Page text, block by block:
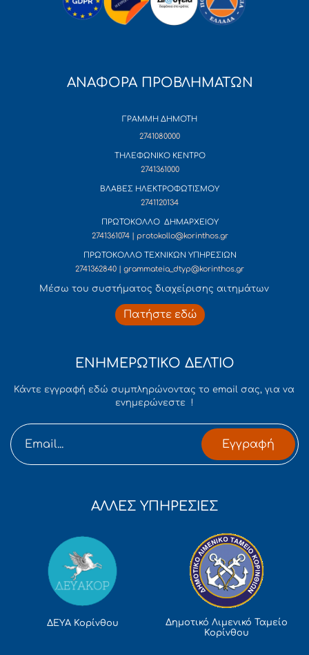
ΑΝΑΦΟΡΑ ΠΡΟΒΛΗΜΑΤΩΝ
ΓΡΑΜΜΗ ΔΗΜΟΤΗ
2741080000
ΤΗΛΕΦΩΝΙΚΟ ΚΕΝΤΡΟ
2741361000
ΒΛΑΒΕΣ ΗΛΕΚΤΡΟΦΩΤΙΣΜΟΥ
2741120134
ΠΡΩΤΟΚΟΛΛΟ ΔΗΜΑΡΧΕΙΟΥ
2741361074 | protokollo@korinthos.gr
ΠΡΩΤΟΚΟΛΛΟ ΤΕΧΝΙΚΩΝ ΥΠΗΡΕΣΙΩΝ
2741362840 | grammateia_dtyp@korinthos.gr
Mέσω του συστήματος διαχείρισης αιτημάτων
Πατήστε εδώ
ΕΝΗΜΕΡΩΤΙΚΟ ΔΕΛΤΙΟ
Κάντε εγγραφή εδώ συμπληρώνοντας το email σας, για να
ενημερώνεστε !
Εγγραφή
ΑΛΛΕΣ ΥΠΗΡΕΣΙΕΣ
ΔΕΥΑ Κορίνθου
Δημοτικό Λιμενικό Ταμείο
Κορίνθου